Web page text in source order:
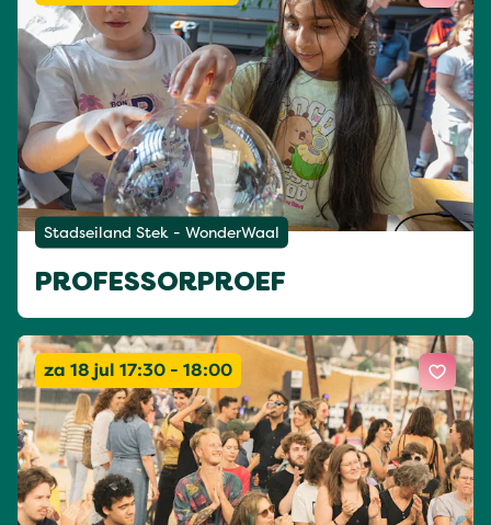
Stadseiland Stek - WonderWaal
PROFESSORPROEF
za 18 jul 17:30 - 18:00